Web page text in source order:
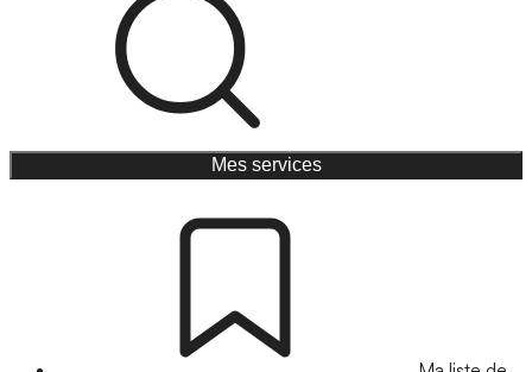
Mes services